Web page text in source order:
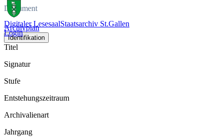
Digitaler LesesaalStaatsarchiv St.Gallen
Login
Dokument
Archivplan
Identifikation
Titel
Signatur
Stufe
Entstehungszeitraum
Archivalienart
Jahrgang